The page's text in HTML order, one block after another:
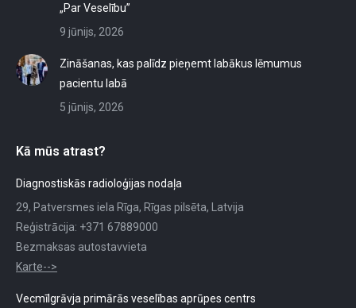
„Par Veselību”
9 jūnijs, 2026
Zināšanas, kas palīdz pieņemt labākus lēmumus
pacientu labā
5 jūnijs, 2026
Kā mūs atrast?
Diagnostiskās radioloģijas nodaļa
29, Patversmes iela Rīga, Rīgas pilsēta, Latvija
Reģistrācija: +371 67889000
Bezmaksas autostavvieta
Karte-->
Vecmīlgrāvja primārās veselības aprūpes centrs